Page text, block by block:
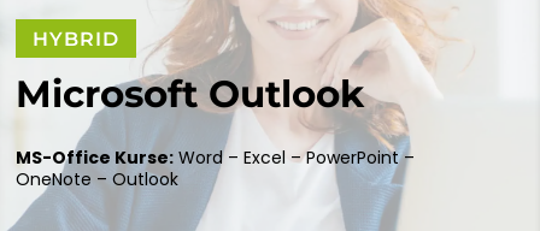
العربية
ՀԱՅԵՐԵՆ
AZƏRBAYCAN DILI
HYBRID
Microsoft Outlook
MS-Office Kurse: Word – Excel – PowerPoint –
OneNote – Outlook